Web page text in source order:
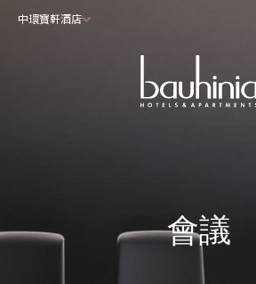
中環寶軒酒店
會議